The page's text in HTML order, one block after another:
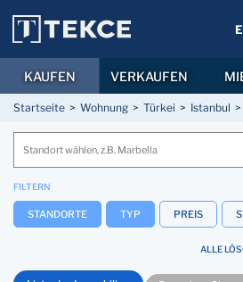
Startseite Wohnung Türkei Istanbul
FILTERN
STANDORTE TYP PREIS
ALLE
KAUFEN VERKAUFEN